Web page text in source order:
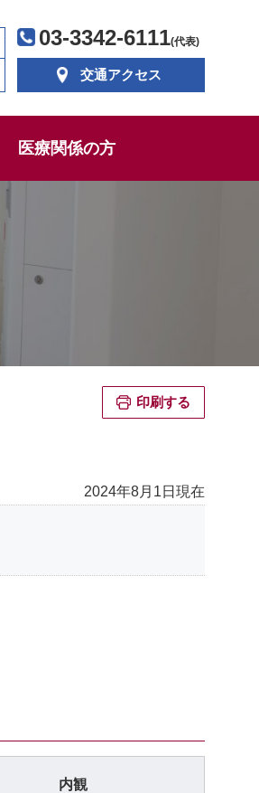
03-3342-6111(代表)
交通アクセス
医療関係の方
印刷する
2024年8月1日現在
内観